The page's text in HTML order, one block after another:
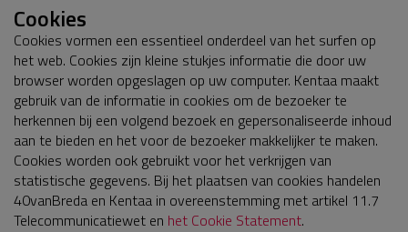
Cookies
Cookies vormen een essentieel onderdeel van het surfen op
het web. Cookies zijn kleine stukjes informatie die door uw
browser worden opgeslagen op uw computer. Kentaa maakt
gebruik van de informatie in cookies om de bezoeker te
herkennen bij een volgend bezoek en gepersonaliseerde inhoud
aan te bieden en het voor de bezoeker makkelijker te maken.
Cookies worden ook gebruikt voor het verkrijgen van
statistische gegevens. Bij het plaatsen van cookies handelen
40vanBreda en Kentaa in overeenstemming met artikel 11.7
Telecommunicatiewet en het Cookie Statement.